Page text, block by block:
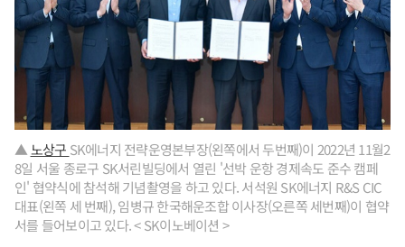
▲노상구 SK에너지 전략운영본부장(왼쪽에서 두번째)이 2022년 11월2
8일 서울 종로구 SK서린빌딩에서 열린 '선박 운항 경제속도 준수 캠페
인' 협약식에 참석해 기념촬영을 하고 있다. 서석원 SK에너지 R&S CIC
대표(왼쪽 세 번째), 임병규 한국해운조합 이사장(오른쪽 세번째)이 협약
서를 들어보이고 있다. < SK이노베이션 >